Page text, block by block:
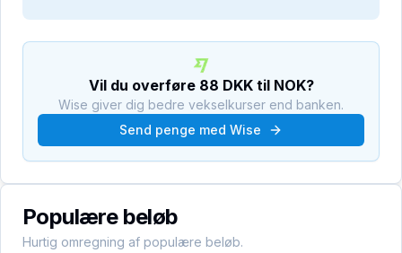
Vil du overføre 88 DKKtil NOK?
Wise giver dig bedre vekselkurser end banken.
Send penge med Wise
Populære beløb
Hurtig omregning af populære beløb.